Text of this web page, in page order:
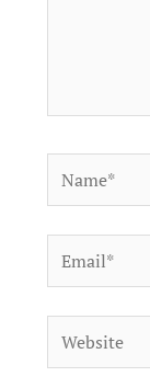
Email*
Website